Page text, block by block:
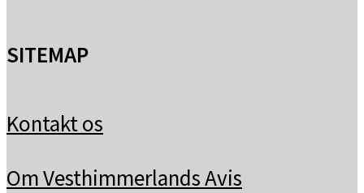
SITEMAP
Kontakt os
Om Vesthimmerlands Avis